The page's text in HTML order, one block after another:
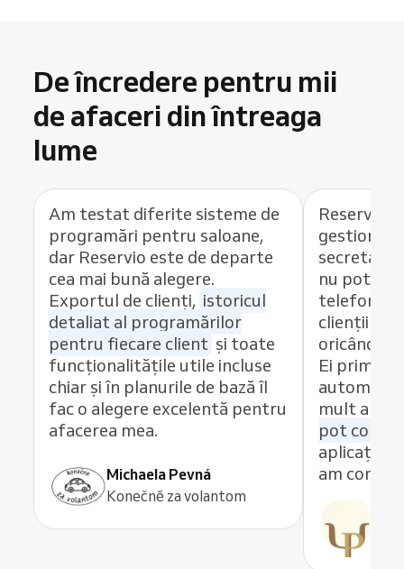
De încredere pentru mii
de afaceri din întreaga
lume
Am testat diferite sisteme de
programări pentru saloane,
dar Reservio este de departe
cea mai bună alegere.
Exportul de clienți, istoricul
detaliat al programărilor
pentru fiecare client și toate
funcționalitățile utile incluse
chiar și în planurile de bază îl
fac o alegere excelentă pentru
afacerea mea.
Michaela Pevná
Konečně za volantom
Reservio
gestionez
secretar
nu pot
telefon,
clienții să
oricând
Ei
automate,
mult
pot
aplicația
am